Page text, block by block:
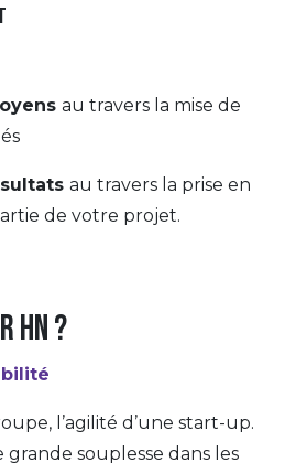
au travers la mise de
au travers la prise en
de votre projet.
HN ?
l’agilité d’une start-up.
souplesse dans les